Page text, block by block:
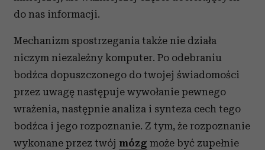
do nas informacji.
Mechanizm spostrzegania także nie działa
niczym niezależny komputer. Po odebraniu
bodźca dopuszczonego do twojej świadomości
przez uwagę następuje wywołanie pewnego
wrażenia, następnie analiza i synteza cech tego
bodźca i jego rozpoznanie. Z tym, że rozpoznanie
wykonane przez twój mózg może być zupełnie